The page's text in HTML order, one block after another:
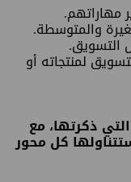
مهاراتهم.
والمتوسطة.
التسويق.
لمنتجاته أو
ذكرتها، مع
كل محور